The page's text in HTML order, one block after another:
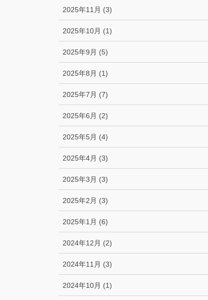
2025年11月 (3)
2025年10月 (1)
2025年9月 (5)
2025年8月 (1)
2025年7月 (7)
2025年6月 (2)
2025年5月 (4)
2025年4月 (3)
2025年3月 (3)
2025年2月 (3)
2025年1月 (6)
2024年12月 (2)
2024年11月 (3)
2024年10月 (1)